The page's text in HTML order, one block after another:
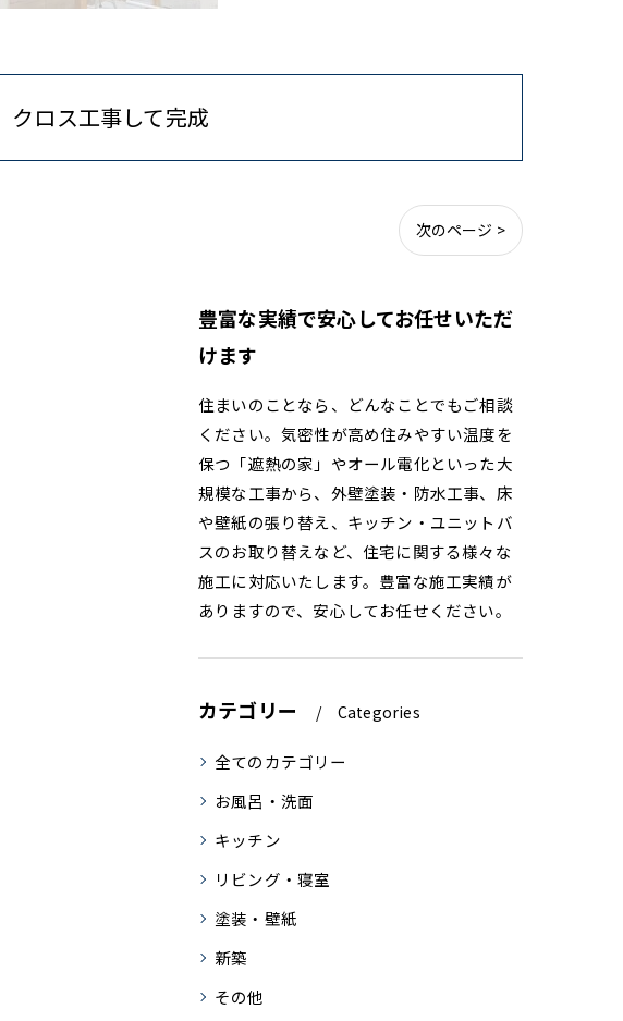
クロス工事して完成
次のページ >
豊富な実績で安心してお任せいただ
けます
住まいのことなら、どんなことでもご相談
ください。気密性が高め住みやすい温度を
保つ「遮熱の家」やオール電化といった大
規模な工事から、外壁塗装・防水工事、床
や壁紙の張り替え、キッチン・ユニットバ
スのお取り替えなど、住宅に関する様々な
施工に対応いたします。豊富な施工実績が
ありますので、安心してお任せください。
カテゴリー Categories
全てのカテゴリー
お風呂・洗面
キッチン
リビング・寝室
塗装・壁紙
新築
その他